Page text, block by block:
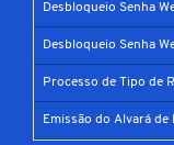
Desbloqueio Senha
Desbloqueio Senha
Processo de Tipo de
Emissão do Alvará